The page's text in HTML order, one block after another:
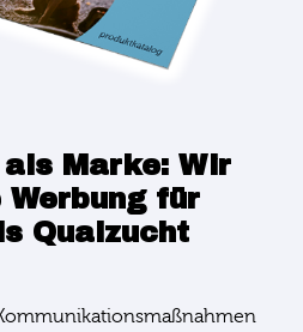
Marke: Wir
Werbung für
Qualzucht